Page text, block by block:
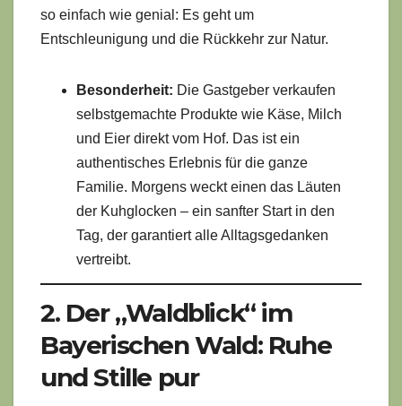
so einfach wie genial: Es geht um
Entschleunigung und die Rückkehr zur Natur.
Besonderheit: Die Gastgeber verkaufen
selbstgemachte Produkte wie Käse, Milch
und Eier direkt vom Hof. Das ist ein
authentisches Erlebnis für die ganze
Familie. Morgens weckt einen das Läuten
der Kuhglocken – ein sanfter Start in den
Tag, der garantiert alle Alltagsgedanken
vertreibt.
2. Der „Waldblick“ im
Bayerischen Wald: Ruhe
und Stille pur